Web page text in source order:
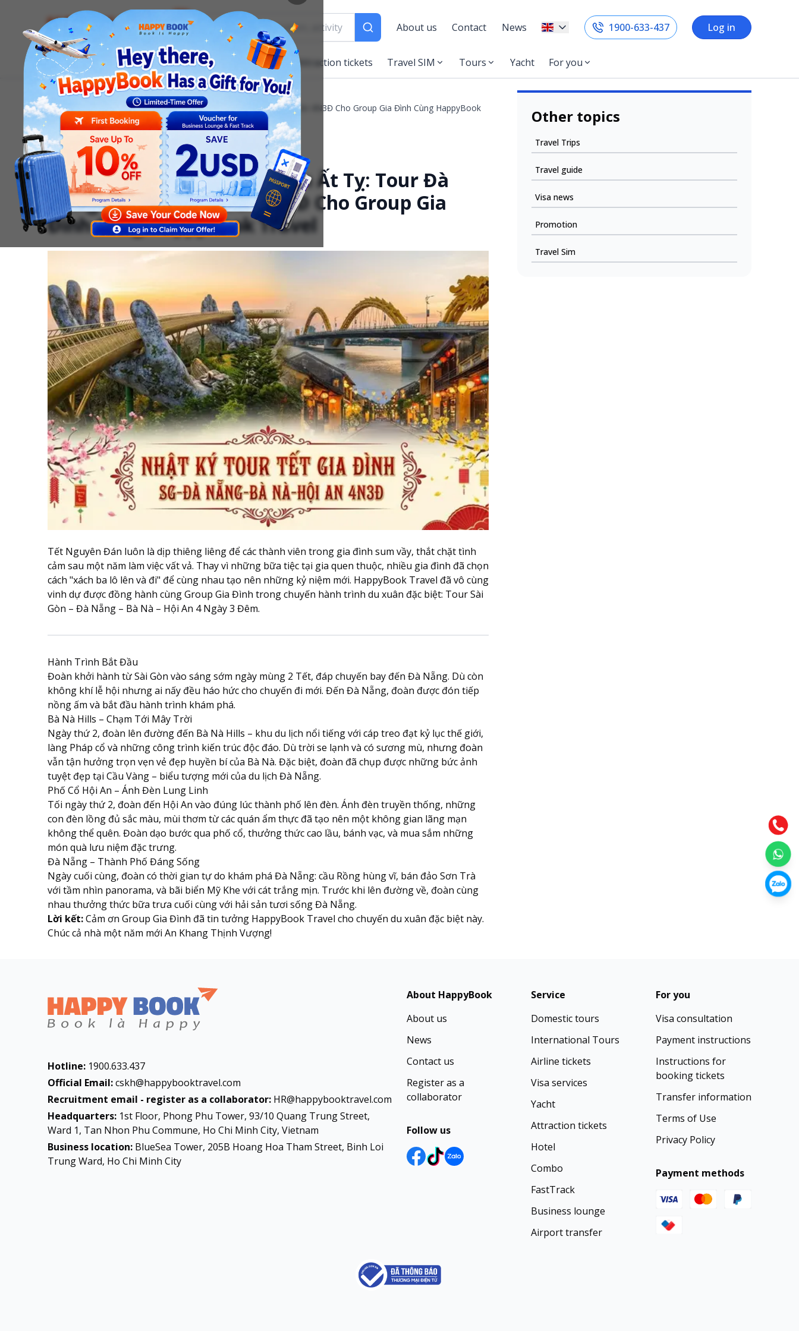
About us Contact News 1900-633-437 Log in
Airline tickets Hotel Visa Airport services Attraction tickets Travel SIM Tours Yacht For you
Homepage News
Tour diary
[RECAP] Hành Trình Du Xuân Ất Tỵ: Tour Đà Nẵng – Bà Nà – Hội An 4N3Đ Cho Group Gia Đình Cùng HappyBook
Travel
Tour diary
[RECAP] Hành Trình Du Xuân Ất Tỵ: Tour Đà
Nẵng – Bà Nà – Hội An 4N3Đ Cho Group Gia
Đình Cùng HappyBook Travel
Tết Nguyên Đán luôn là dịp thiêng liêng để các thành viên trong gia đình sum vầy, thắt chặt tình
cảm sau một năm làm việc vất vả. Thay vì những bữa tiệc tại gia quen thuộc, nhiều gia đình đã chọn
cách "xách ba lô lên và đi" để cùng nhau tạo nên những kỷ niệm mới. HappyBook Travel đã vô cùng
vinh dự được đồng hành cùng Group Gia Đình trong chuyến hành trình du xuân đặc biệt: Tour Sài
Gòn – Đà Nẵng – Bà Nà – Hội An 4 Ngày 3 Đêm.
Hành Trình Bắt Đầu
Đoàn khởi hành từ Sài Gòn vào sáng sớm ngày mùng 2 Tết, đáp chuyến bay đến Đà Nẵng. Dù còn
không khí lễ hội nhưng ai nấy đều háo hức cho chuyến đi mới. Đến Đà Nẵng, đoàn được đón tiếp
nồng ấm và bắt đầu hành trình khám phá.
Bà Nà Hills – Chạm Tới Mây Trời
Ngày thứ 2, đoàn lên đường đến Bà Nà Hills – khu du lịch nổi tiếng với cáp treo đạt kỷ lục thế giới,
làng Pháp cổ và những công trình kiến trúc độc đáo. Dù trời se lạnh và có sương mù, nhưng đoàn
vẫn tận hưởng trọn vẹn vẻ đẹp huyền bí của Bà Nà. Đặc biệt, đoàn đã chụp được những bức ảnh
tuyệt đẹp tại Cầu Vàng – biểu tượng mới của du lịch Đà Nẵng.
Phố Cổ Hội An – Ánh Đèn Lung Linh
Tối ngày thứ 2, đoàn đến Hội An vào đúng lúc thành phố lên đèn. Ánh đèn truyền thống, những
con đèn lồng đủ sắc màu, mùi thơm từ các quán ẩm thực đã tạo nên một không gian lãng mạn
không thể quên. Đoàn dạo bước qua phố cổ, thưởng thức cao lầu, bánh vạc, và mua sắm những
món quà lưu niệm đặc trưng.
Đà Nẵng – Thành Phố Đáng Sống
Ngày cuối cùng, đoàn có thời gian tự do khám phá Đà Nẵng: cầu Rồng hùng vĩ, bán đảo Sơn Trà
với tầm nhìn panorama, và bãi biển Mỹ Khe với cát trắng mịn. Trước khi lên đường về, đoàn cùng
nhau thưởng thức bữa trưa cuối cùng với hải sản tươi sống Đà Nẵng.
Lời kết:Cảm ơn Group Gia Đình đã tin tưởng HappyBook Travel cho chuyến du xuân đặc biệt này.
Chúc cả nhà một năm mới An Khang Thịnh Vượng!
Other topics
Travel Trips
Travel guide
Visa news
Promotion
Travel Sim
Hotline: 1900.633.437
Official Email:cskh@happybooktravel.com
Recruitment email - register as a collaborator: HR@happybooktravel.com
Headquarters: 1st Floor, Phong Phu Tower, 93/10 Quang Trung Street,
Ward 1, Tan Nhon Phu Commune, Ho Chi Minh City, Vietnam
Business location: BlueSea Tower, 205B Hoang Hoa Tham Street, Binh Loi
Trung Ward, Ho Chi Minh City
About HappyBook
About us
News
Contact us
Register as a
collaborator
Follow us
Service
Domestic tours
International Tours
Airline tickets
Visa services
Yacht
Attraction tickets
Hotel
Combo
FastTrack
Business lounge
Airport transfer
For you
Visa consultation
Payment instructions
Instructions for
booking tickets
Transfer information
Terms of Use
Privacy Policy
Payment methods